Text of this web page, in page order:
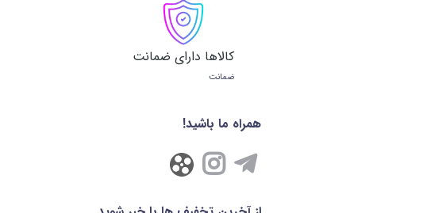
کالاها دارای ضمانت
ضمانت
همراه ما باشید!